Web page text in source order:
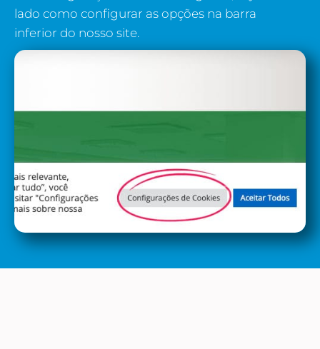
lado como configurar as opções na barra
inferior do nosso site.